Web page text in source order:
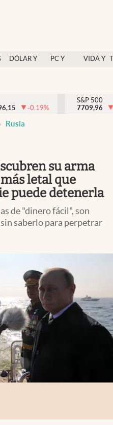
DÓLAR Y
PC Y
VIDA Y
México
-0.19%
S&P 500
7709,96
Rusia
su arma
letal que
puede detenerla
de "dinero fácil", son
saberlo para perpetrar